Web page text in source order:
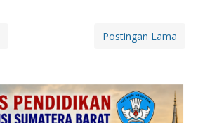
Postingan Lama